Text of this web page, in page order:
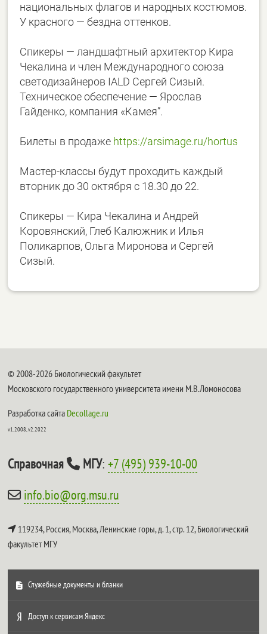
национальных флагов и народных костюмов.
У красного — бездна оттенков.
Спикеры — ландшафтный архитектор Кира
Чекалина и член Международного союза
светодизайнеров IALD Сергей Сизый.
Техническое обеспечение — Ярослав
Гайденко, компания «Камея”.
Билеты в продаже https://arsimage.ru/hortus
Мастер-классы будут проходить каждый
вторник до 30 октября с 18.30 до 22.
Спикеры — Кира Чекалина и Андрей
Коровянский, Глеб Калюжник и Илья
Поликарпов, Ольга Миронова и Сергей
Сизый.
© 2008-2026 Биологический факультет
Московского государственного университета имени М.В.Ломоносова
Разработка сайта Decollage.ru
v1.2008, v2.2022
Справочная МГУ:+7 (495) 939-10-00
info.bio@org.msu.ru
119234, Россия, Москва, Ленинские горы, д. 1, стр. 12,Биологический
факультет МГУ
Служебные документы и бланки
Доступ к сервисам Яндекс